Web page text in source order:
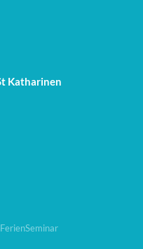
Katharinen